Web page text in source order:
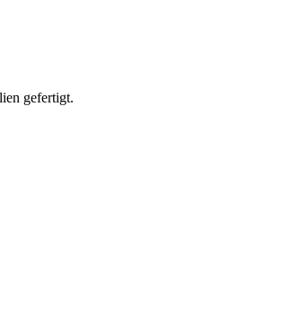
gefertigt.